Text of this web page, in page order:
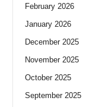
February 2026
January 2026
December 2025
November 2025
October 2025
September 2025